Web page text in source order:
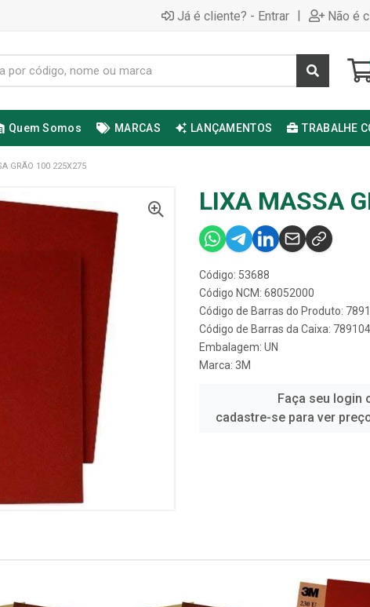
Já é cliente? - Entrar | Não é
Quem Somos MARCAS LANÇAMENTOS TRABALHE
GRÃO 100 225X275
LIXA MASSA
Código: 53688
Código NCM: 68052000
Código de Barras do Produto:
Código de Barras da Caixa:
Embalagem: UN
Marca: 3M
Faça seu login
cadastre-se para ver